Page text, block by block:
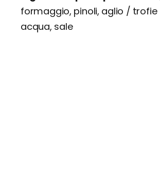
formaggio, pinoli, aglio / trofie
acqua, sale